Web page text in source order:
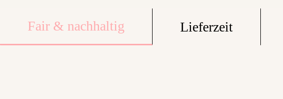
Fair & nachhaltig Lieferzeit